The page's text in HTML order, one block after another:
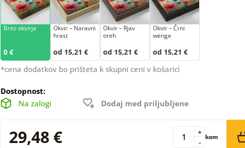
Brez okvirja
0 €
Okvir – Naravni
hrast
od 15,21 €
Okvir – Rjav
oreh
od 15,21 €
Okvir – Črni
wenge
od 15,21 €
*cena dodatkov bo prišteta k skupni ceni v košarici
Dostopnost:
Na zalogi
Dodaj med priljubljene
29,48 € -
+ kom